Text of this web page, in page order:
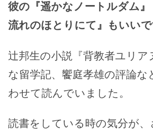
彼の『遥かなノートルダム
流れのほとりにて』もいいで
辻邦生の小説『背教者ユリア
な留学記、饗庭孝雄の評論な
わせて読んでいました。
読書をしている時の気分が